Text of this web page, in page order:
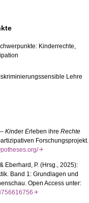
Kinderrechte,
Lehre
Kinder Erleben ihre Rechte
Forschungsprojekt.
Eberhard, P. (Hrsg., 2025):
Band 1: Grundlagen und
Open Access unter: